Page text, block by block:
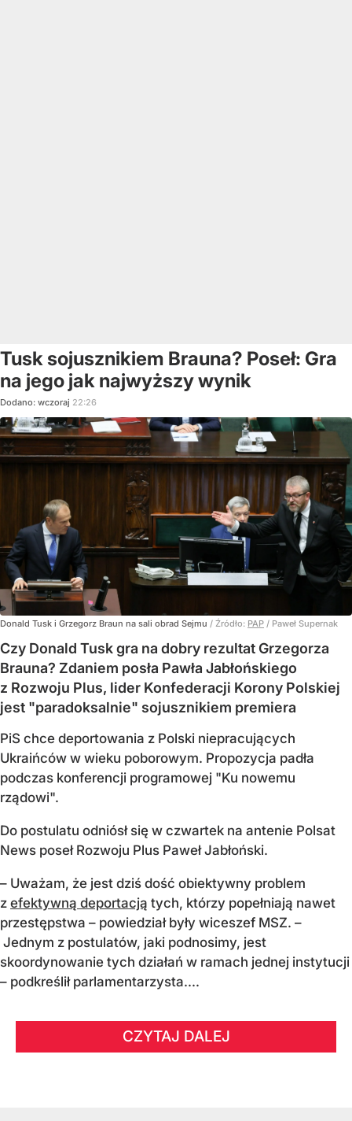
Tusk sojusznikiem Brauna? Poseł: Gra
na jego jak najwyższy wynik
Dodano: wczoraj 22:26
Donald Tusk i Grzegorz Braun na sali obrad Sejmu / Źródło: PAP / Paweł Supernak
Czy Donald Tusk gra na dobry rezultat Grzegorza
Brauna? Zdaniem posła Pawła Jabłońskiego
z Rozwoju Plus, lider Konfederacji Korony Polskiej
jest "paradoksalnie" sojusznikiem premiera
PiS chce deportowania z Polski niepracujących
Ukraińców w wieku poborowym. Propozycja padła
podczas konferencji programowej "Ku nowemu
rządowi".
Do postulatu odniósł się w czwartek na antenie Polsat
News poseł Rozwoju Plus Paweł Jabłoński.
– Uważam, że jest dziś dość obiektywny problem
z efektywną deportacją tych, którzy popełniają nawet
przestępstwa – powiedział były wiceszef MSZ. –
Jednym z postulatów, jaki podnosimy, jest
skoordynowanie tych działań w ramach jednej instytucji
– podkreślił parlamentarzysta....
CZYTAJ DALEJ